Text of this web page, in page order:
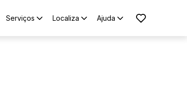
Serviços Localiza Ajuda